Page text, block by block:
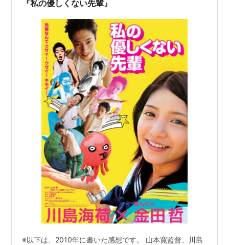
『私の優しくない先輩』
※以下は、2010年に書いた感想です。 山本寛監督、川島